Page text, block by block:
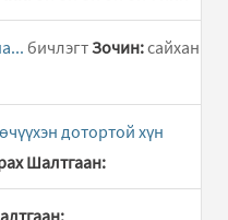
бичлэгтЗочин:сайхан
дотортой хүн
Шалтгаан: